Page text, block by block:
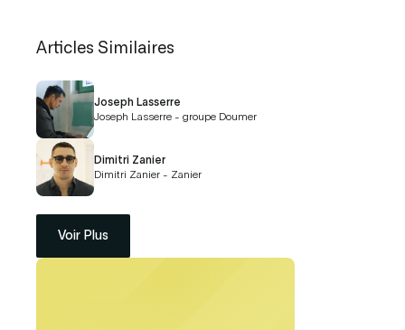
Articles Similaires
Joseph Lasserre
Joseph Lasserre - groupe Doumer
Dimitri Zanier
Dimitri Zanier - Zanier
Voir Plus